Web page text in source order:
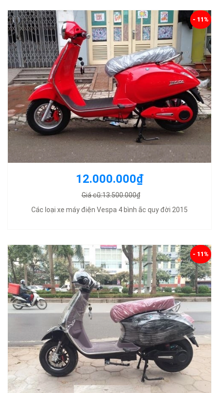
- 11%
12.000.000₫
Giá cũ:13.500.000₫
Các loại xe máy điện Vespa 4 bình ắc quy đời 2015
- 11%